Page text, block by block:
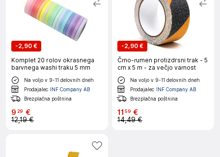
-2,90 €
Komplet 20 rolov okrasnega
barvnega washi traku 5 mm
Na voljo v 9-11 delovnih dneh
Prodajalec INF Company AB
Brezplačna poštnina
9 29 €
12,19 €
-2,90 €
Črno-rumen protizdrsni trak - 5
cm x 5 m - za večjo varnost
Na voljo v 9-11 delovnih dneh
Prodajalec INF Company AB
Brezplačna poštnina
11 59 €
14,49 €